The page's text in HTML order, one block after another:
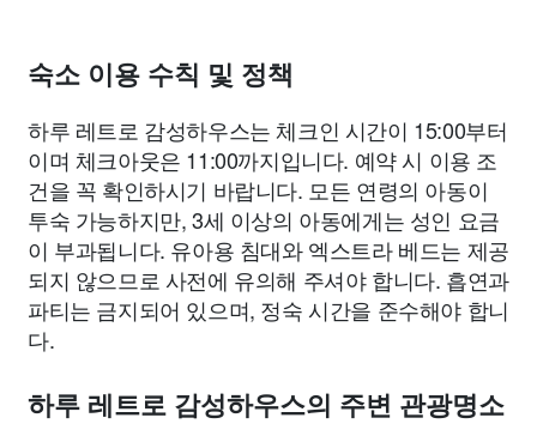
숙소 이용 수칙 및 정책
하루 레트로 감성하우스는 체크인 시간이 15:00부터
이며 체크아웃은 11:00까지입니다. 예약 시 이용 조
건을 꼭 확인하시기 바랍니다. 모든 연령의 아동이
투숙 가능하지만, 3세 이상의 아동에게는 성인 요금
이 부과됩니다. 유아용 침대와 엑스트라 베드는 제공
되지 않으므로 사전에 유의해 주셔야 합니다. 흡연과
파티는 금지되어 있으며, 정숙 시간을 준수해야 합니
다.
하루 레트로 감성하우스의 주변 관광명소